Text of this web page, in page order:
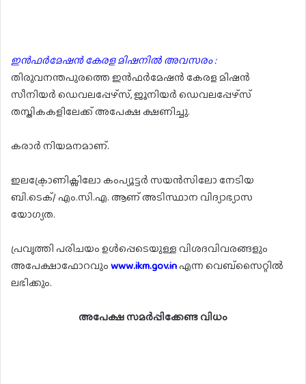
ഇൻഫർമേഷൻ കേരള മിഷനിൽ അവസരം :
തിരുവനന്തപുരത്തെ ഇൻഫർമേഷൻ കേരള മിഷൻ
സീനിയർ ഡെവലപ്പേഴ്സ്, ജൂനിയർ ഡെവലപ്പേഴ്സ്
തസ്തികകളിലേക്ക് അപേക്ഷ ക്ഷണിച്ചു.
കരാർ നിയമനമാണ്.
ഇലക്ട്രോണിക്സിലോ കംപ്യൂട്ടർ സയൻസിലോ നേടിയ
ബി.ടെക്/ എം.സി.എ. ആണ് അടിസ്ഥാന വിദ്യാഭ്യാസ
യോഗ്യത.
പ്രവൃത്തി പരിചയം ഉൾപ്പെടെയുള്ള വിശദവിവരങ്ങളും
അപേക്ഷാഫോറവുംwww.ikm.gov.inഎന്ന വെബ്സൈറ്റിൽ
ലഭിക്കും.
അപേക്ഷ സമർപ്പിക്കേണ്ട വിധം